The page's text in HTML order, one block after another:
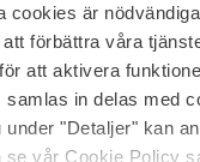
cookies är
förbättra våra
att aktivera
in delas med
"Detaljer" kan
vår Cookie Policy
Protect SPF30